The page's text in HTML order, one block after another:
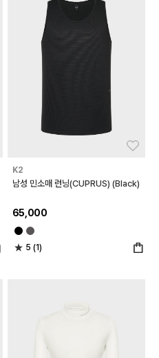
K2
남성 민소매 런닝(CUPRUS) (Black)
65,000
5 (1)